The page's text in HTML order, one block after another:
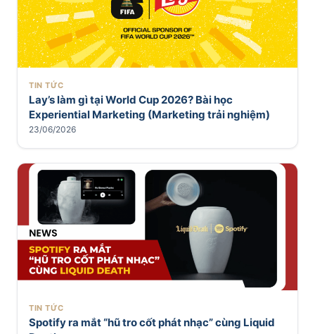
TIN TỨC
Lay’s làm gì tại World Cup 2026? Bài học
Experiential Marketing (Marketing trải nghiệm)
23/06/2026
TIN TỨC
Spotify ra mắt “hũ tro cốt phát nhạc” cùng Liquid